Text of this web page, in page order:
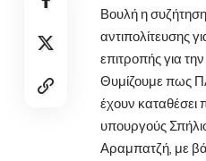
Βουλή η
αντιπολίτευσης
επιτροπής για
Θυμίζουμε πως
έχουν καταθέσει
υπουργούς
Αραμπατζή, με